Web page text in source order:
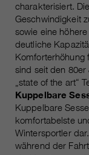
charakterisiert.
Geschwindigkeit
sowie eine
deutliche
Komforterhöhung
sind seit den
„state of the art“
Kuppelbare
Kuppelbare
komfortabelste
Wintersportler
während der